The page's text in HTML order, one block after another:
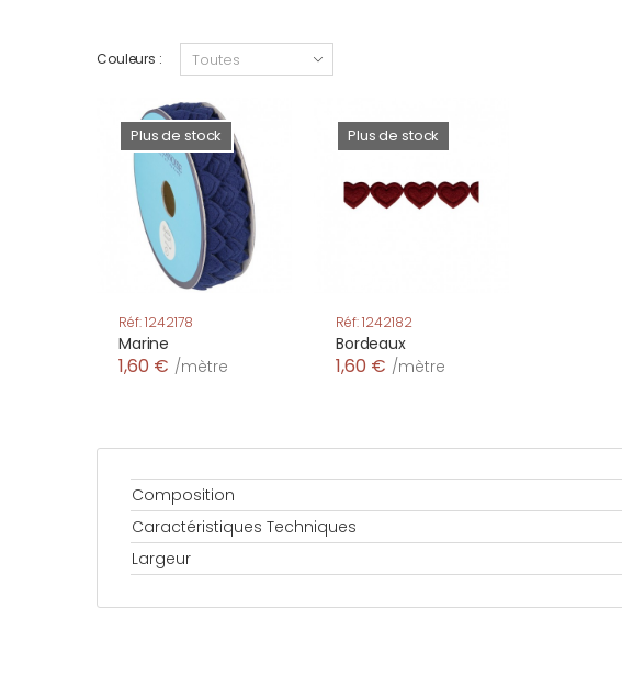
Couleurs :
Plus de stock
Réf: 1242178
Marine
1,60 € /mètre
Plus de stock
Réf: 1242182
Bordeaux
1,60 € /mètre
Composition
Caractéristiques Techniques
Largeur